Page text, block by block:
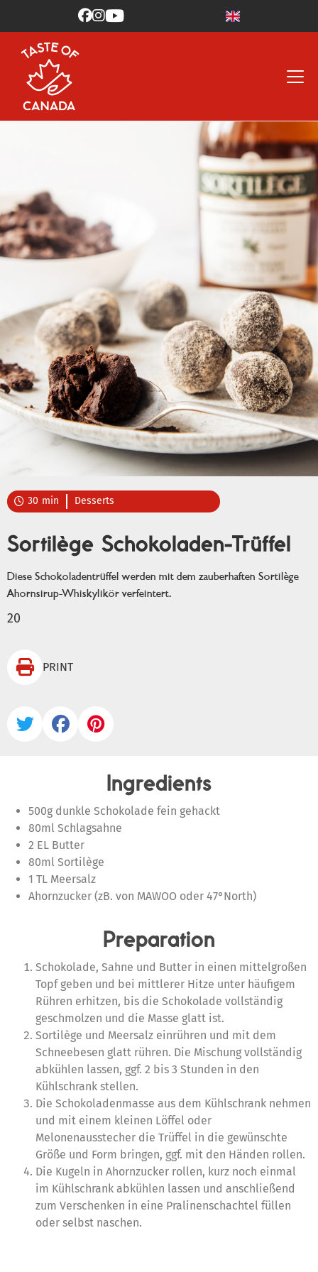

 30 min Desserts
Sortilège Schokoladen-Trüffel
Diese Schokoladentrüffel werden mit dem zauberhaften Sortilège
Ahornsirup-Whiskylikör verfeintert.
20
 PRINT
  
Ingredients
500g dunkle Schokolade fein gehackt
80ml Schlagsahne
2 EL Butter
80ml Sortilège
1 TL Meersalz
Ahornzucker (zB. von MAWOO oder 47°North)
Preparation
Schokolade, Sahne und Butter in einen mittelgroßen
Topf geben und bei mittlerer Hitze unter häufigem
Rühren erhitzen, bis die Schokolade vollständig
geschmolzen und die Masse glatt ist.
Sortilège und Meersalz einrühren und mit dem
Schneebesen glatt rühren. Die Mischung vollständig
abkühlen lassen, ggf. 2 bis 3 Stunden in den
Kühlschrank stellen.
Die Schokoladenmasse aus dem Kühlschrank nehmen
und mit einem kleinen Löffel oder
Melonenausstecher die Trüffel in die gewünschte
Größe und Form bringen, ggf. mit den Händen rollen.
Die Kugeln in Ahornzucker rollen, kurz noch einmal
im Kühlschrank abkühlen lassen und anschließend
zum Verschenken in eine Pralinenschachtel füllen
oder selbst naschen.